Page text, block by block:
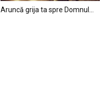
Aruncă grija ta spre Domnul…